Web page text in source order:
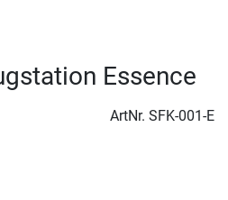
Essence
ArtNr. SFK-001-E